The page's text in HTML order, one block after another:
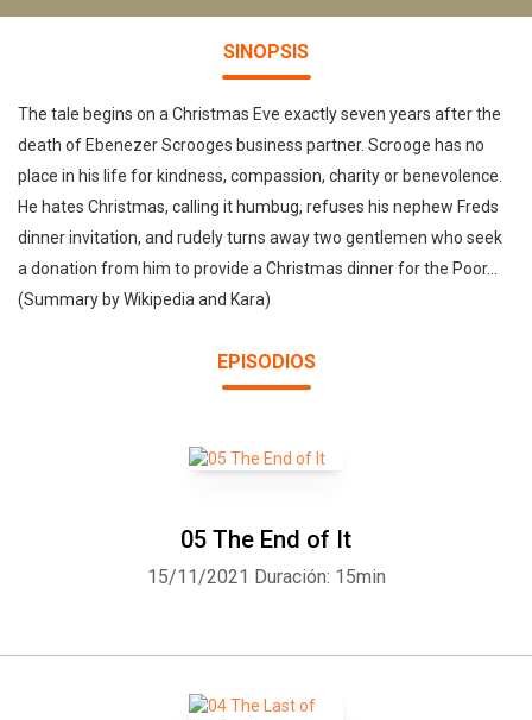
SINOPSIS
The tale begins on a Christmas Eve exactly seven years after the
death of Ebenezer Scrooges business partner. Scrooge has no
place in his life for kindness, compassion, charity or benevolence.
He hates Christmas, calling it humbug, refuses his nephew Freds
dinner invitation, and rudely turns away two gentlemen who seek
a donation from him to provide a Christmas dinner for the Poor...
(Summary by Wikipedia and Kara)
EPISODIOS
05 The End of It
15/11/2021 Duración: 15min